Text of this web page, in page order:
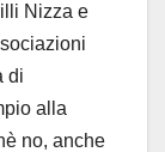
Nizza e
di
alla
no, anche